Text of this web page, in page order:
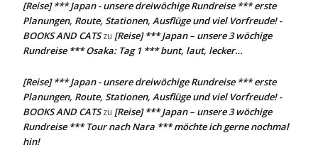
[Reise] *** Japan - unsere dreiwöchige Rundreise *** erste
Planungen, Route, Stationen, Ausflüge und viel Vorfreude! -
BOOKS AND CATSzu [Reise] *** Japan – unsere 3 wöchige
Rundreise *** Osaka: Tag 1 *** bunt, laut, lecker…
[Reise] *** Japan - unsere dreiwöchige Rundreise *** erste
Planungen, Route, Stationen, Ausflüge und viel Vorfreude! -
BOOKS AND CATSzu [Reise] *** Japan – unsere 3 wöchige
Rundreise *** Tour nach Nara *** möchte ich gerne nochmal
hin!